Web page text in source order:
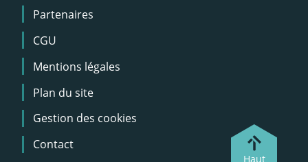
Menu
Pied
de
page
Partenaires
CGU
Mentions légales
Plan du site
Gestion des cookies
Contact
Haut